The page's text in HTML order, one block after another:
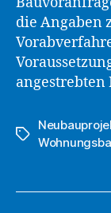
die Angaben
angestrebten
Schlagwörter